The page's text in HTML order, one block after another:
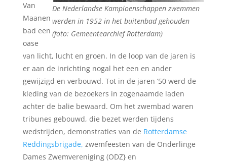
De Nederlandse Kampioenschappen zwemmen
werden in 1952 in het buitenbad gehouden
(foto: Gemeentearchief Rotterdam)
Van
Maanen
bad een
oase
van licht, lucht en groen. In de loop van de jaren is
er aan de inrichting nogal het een en ander
gewijzigd en verbouwd. Tot in de jaren ’50 werd de
kleding van de bezoekers in zogenaamde laden
achter de balie bewaard. Om het zwembad waren
tribunes gebouwd, die bezet werden tijdens
wedstrijden, demonstraties van de Rotterdamse
Reddingsbrigade, zwemfeesten van de Onderlinge
Dames Zwemvereniging (ODZ} en